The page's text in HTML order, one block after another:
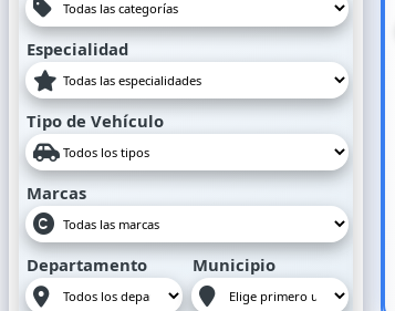
Especialidad
Tipo de Vehículo
Marcas
Departamento Municipio